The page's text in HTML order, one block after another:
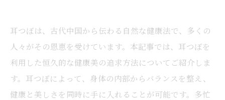
耳つぼは、古代中国から伝わる自然な健康法で、多くの
人々がその恩恵を受けています。本記事では、耳つぼを
利用した恒久的な健康美の追求方法についてご紹介しま
す。耳つぼによって、身体の内部からバランスを整え、
健康と美しさを同時に手に入れることが可能です。多忙